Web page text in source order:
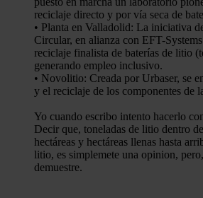
reciclaje directo y por vía seca de
• Planta en Valladolid: La iniciativa
Circular, en alianza con EFT-
reciclaje finalista de baterías de litio
generando empleo inclusivo.
• Novolitio: Creada por Urbaser, se
y el reciclaje de los componentes de
Yo cuando escribo intento hacerlo
Decir que, toneladas de litio dentro
hectáreas y hectáreas llenas hasta
litio, es simplemete una opinion,
demuestre.